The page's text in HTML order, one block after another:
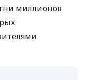
миллионов